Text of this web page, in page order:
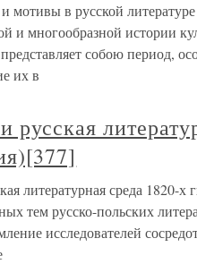
мотивы в русской
и многообразной истории
собою период,
их в
русская
литературная среда
тем русско-польских
исследователей